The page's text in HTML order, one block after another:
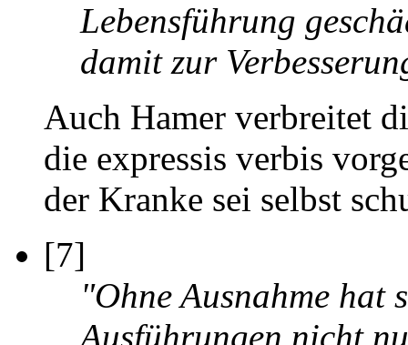
Lebensführung
damit zur
Auch Hamer verbreitet
die expressis verbis
der Kranke sei selbst
[7]
"Ohne Ausnahme hat
Ausführungen nicht